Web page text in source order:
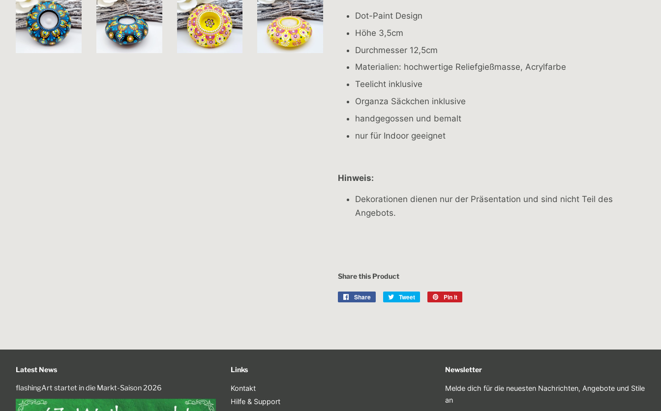
Dot-Paint Design
Höhe 3,5cm
Durchmesser 12,5cm
Materialien: hochwertige Reliefgießmasse, Acrylfarbe
Teelicht inklusive
Organza Säckchen inklusive
handgegossen und bemalt
nur für Indoor geeignet
Hinweis:
Dekorationen dienen nur der Präsentation und sind nicht Teil des
Angebots.
Share this Product
Share
Share
Tweet
Tweet
Pin it
Latest News
flashingArt startet in die Markt-Saison 2026
Links
Kontakt
Hilfe & Support
Newsletter
Melde dich für die neuesten Nachrichten, Angebote und Stile
an